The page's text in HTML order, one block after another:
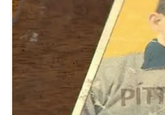
Bulan lalu, kalender
adalah dari tanggal 17
Osasuna berargumen
setelah 30 Maret.